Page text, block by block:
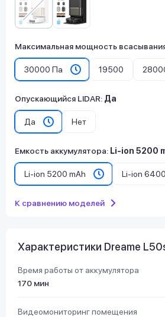
Максимальная мощность
30000 Па 19500
Опускающийся LIDAR: Да
Да Нет
Емкость аккумулятора: Li-ion 5200
Li-ion 5200 mAh Li-ion
К сравнению моделей
Характеристики Dreame
Время работы от аккумулятора
170 мин
Видеомониторинг помещения